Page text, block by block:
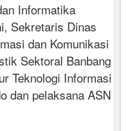
Informatika
Sekretaris Dinas
dan Komunikasi
Sektoral Banbang
Teknologi Informasi
dan pelaksana ASN